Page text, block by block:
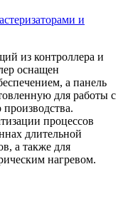
из контроллера и
оснащен
а панель
для работы с
процессов
длительной
а также для
нагревом.